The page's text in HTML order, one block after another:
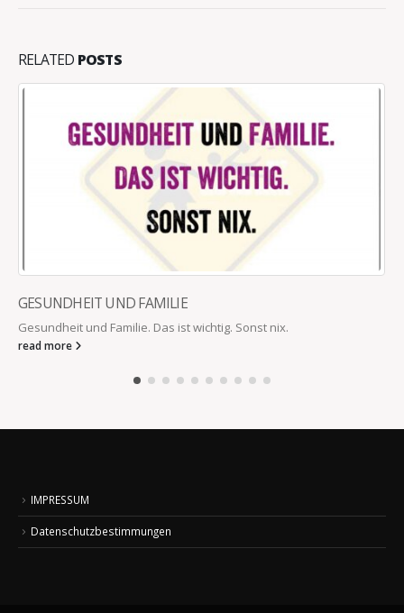
RELATED POSTS
GESUNDHEIT UND FAMILIE
Gesundheit und Familie. Das ist wichtig. Sonst nix.
read more
IMPRESSUM
Datenschutzbestimmungen